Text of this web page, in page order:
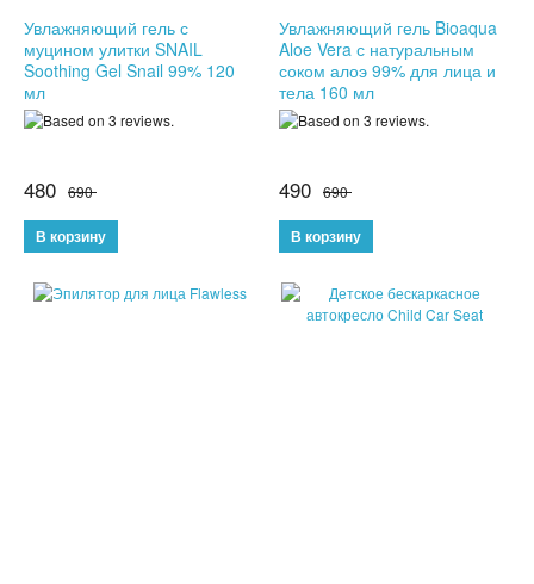
ПОДАРКИ ДЛЯ МУЖЧИН
БРЕЛКИ
БИЖУТЕРИЯ
Увлажняющий гель с
муцином улитки SNAIL
Soothing Gel Snail 99% 120
мл
480 690
Увлажняющий гель Bioaqua
Aloe Vera с натуральным
соком алоэ 99% для лица и
тела 160 мл
490 690